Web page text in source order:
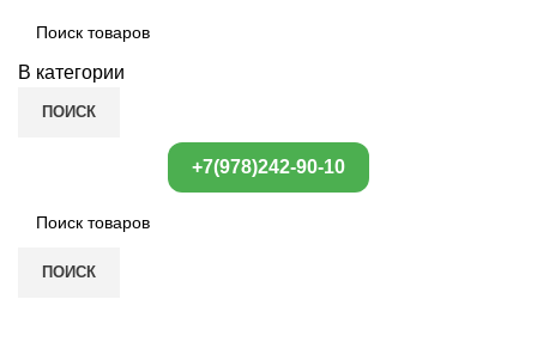
В категории
ПОИСК
+7(978)242-90-10
ПОИСК